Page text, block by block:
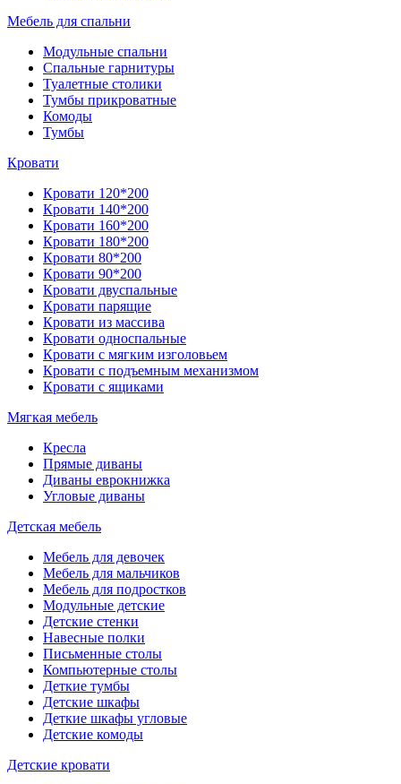
Мебель для спальни
Модульные спальни
Спальные гарнитуры
Туалетные столики
Тумбы прикроватные
Комоды
Тумбы
Кровати
Кровати 120*200
Кровати 140*200
Кровати 160*200
Кровати 180*200
Кровати 80*200
Кровати 90*200
Кровати двуспальные
Кровати парящие
Кровати из массива
Кровати односпальные
Кровати с мягким изголовьем
Кровати с подъемным механизмом
Кровати с ящиками
Мягкая мебель
Кресла
Прямые диваны
Диваны еврокнижка
Угловые диваны
Детская мебель
Мебель для девочек
Мебель для мальчиков
Мебель для подростков
Модульные детские
Детские стенки
Навесные полки
Письменные столы
Компьютерные столы
Деткие тумбы
Детские шкафы
Деткие шкафы угловые
Детские комоды
Детские кровати